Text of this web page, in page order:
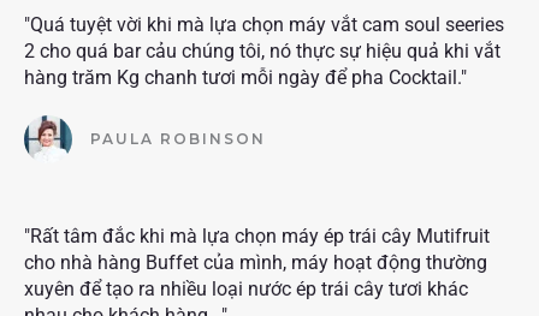
"Quá tuyệt vời khi mà lựa chọn máy vắt cam soul seeries
2 cho quá bar cảu chúng tôi, nó thực sự hiệu quả khi vắt
hàng trăm Kg chanh tươi mỗi ngày để pha Cocktail."
PAULA ROBINSON
"Rất tâm đắc khi mà lựa chọn máy ép trái cây Mutifruit
cho nhà hàng Buffet của mình, máy hoạt động thường
xuyên để tạo ra nhiều loại nước ép trái cây tươi khác